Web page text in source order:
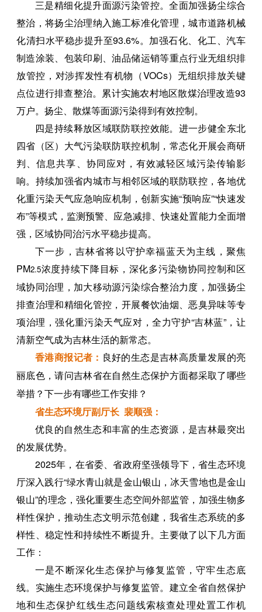
三是精细化提升面源污染管控。全面加强扬尘综合
整治，将扬尘治理纳入施工标准化管理，城市道路机械
化清扫水平稳步提升至93.6%。加强石化、化工、汽车
制造涂装、包装印刷、油品储运销等重点行业无组织排
放管控，对涉挥发性有机物（VOCs）无组织排放关键
点位进行排查整治。累计实施农村地区散煤治理改造93
万户。扬尘、散煤等面源污染得到有效控制。
四是持续释放区域联防联控效能。进一步健全东北
四省（区）大气污染联防联控机制，常态化开展会商研
判、信息共享、协同应对，有效减轻区域污染传输影
响。持续加强省内城市与相邻区域的联防联控，各地优
化重污染天气应急响应机制，创新实施“预响应”“快速发
布”等模式，监测预警、应急减排、快速处置能力全面增
强，区域协同治污水平稳步提高。
下一步，吉林省将以守护幸福蓝天为主线，聚焦
PM2.5浓度持续下降目标，深化多污染物协同控制和区
域协同治理，加大移动源污染综合整治力度，加强扬尘
排查治理和精细化管控，开展餐饮油烟、恶臭异味等专
项治理，强化重污染天气应对，全力守护“吉林蓝”，让
清新空气成为吉林生活的新常态。
香港商报记者： 良好的生态是吉林高质量发展的亮
丽底色，请问吉林省在自然生态保护方面都采取了哪些
举措？下一步有哪些工作安排？
省生态环境厅副厅长 裴顺强：
优良的自然生态和丰富的生态资源，是吉林最突出
的发展优势。
2025年，在省委、省政府坚强领导下，省生态环境
厅深入践行“绿水青山就是金山银山，冰天雪地也是金山
银山”的理念，强化重要生态空间外部监管，加强生物多
样性保护，推动生态文明示范创建，我省生态系统的多
样性、稳定性和持续性不断提升。主要做了以下几方面
工作：
一是不断深化生态保护与修复监管，守牢生态底
线。实施生态环境保护与修复监管。建立全省自然保护
地和生态保护红线生态问题线索核查处理处置工作机